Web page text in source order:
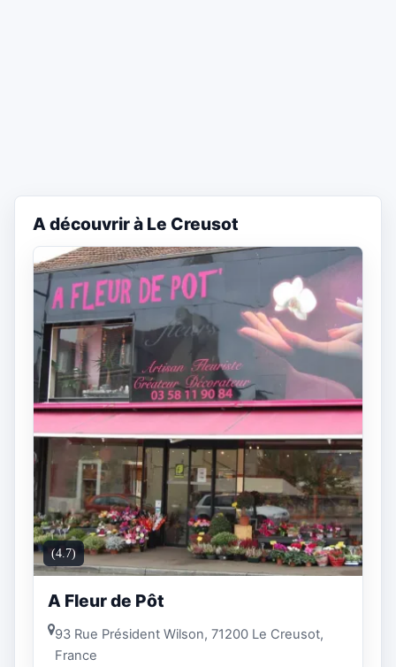
A découvrir à Le Creusot
(4.7)
A Fleur de Pôt
93 Rue Président Wilson, 71200 Le Creusot,
France